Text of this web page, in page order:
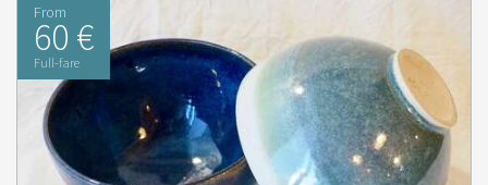
From
60 €
Full-fare